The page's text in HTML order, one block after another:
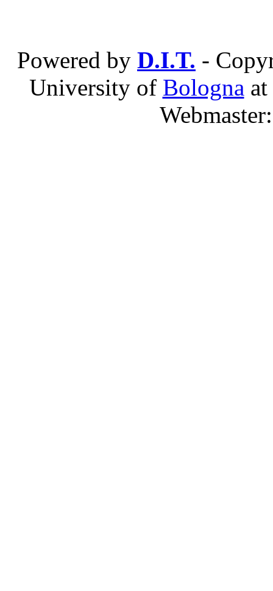
Powered by D.I.T. -
University of Bologna at